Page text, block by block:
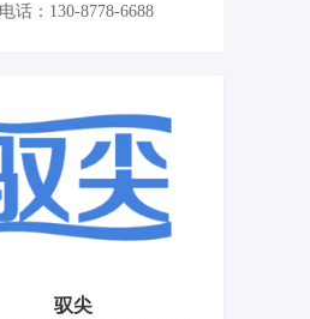
话：130-8778-6688
驭尖